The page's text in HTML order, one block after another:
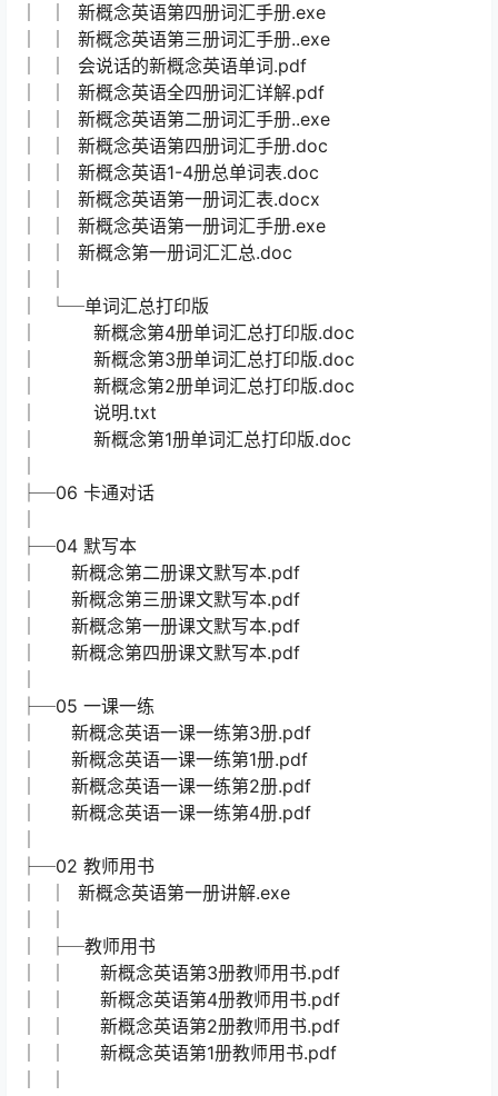
│ │ 新概念英语第四册词汇手册.exe
│ │ 新概念英语第三册词汇手册..exe
│ │ 会说话的新概念英语单词.pdf
│ │ 新概念英语全四册词汇详解.pdf
│ │ 新概念英语第二册词汇手册..exe
│ │ 新概念英语第四册词汇手册.doc
│ │ 新概念英语1-4册总单词表.doc
│ │ 新概念英语第一册词汇表.docx
│ │ 新概念英语第一册词汇手册.exe
│ │ 新概念第一册词汇汇总.doc
│ └─单词汇总打印版
│ 新概念第4册单词汇总打印版.doc
│ 新概念第3册单词汇总打印版.doc
│ 新概念第2册单词汇总打印版.doc
│ 说明.txt
│ 新概念第1册单词汇总打印版.doc
├─06 卡通对话
├─04 默写本
│ 新概念第二册课文默写本.pdf
│ 新概念第三册课文默写本.pdf
│ 新概念第一册课文默写本.pdf
│ 新概念第四册课文默写本.pdf
├─05 一课一练
│ 新概念英语一课一练第3册.pdf
│ 新概念英语一课一练第1册.pdf
│ 新概念英语一课一练第2册.pdf
│ 新概念英语一课一练第4册.pdf
├─02 教师用书
│ │ 新概念英语第一册讲解.exe
│ ├─教师用书
│ │ 新概念英语第3册教师用书.pdf
│ │ 新概念英语第4册教师用书.pdf
│ │ 新概念英语第2册教师用书.pdf
│ │ 新概念英语第1册教师用书.pdf